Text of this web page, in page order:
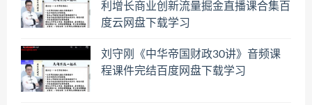
利增长商业创新流量掘金直播课合集百
度云网盘下载学习
刘守刚《中华帝国财政30讲》音频课
程课件完结百度网盘下载学习